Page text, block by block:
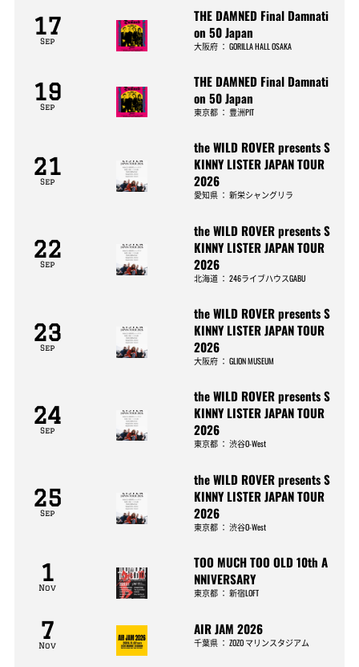
17
Sep
THE DAMNED Final Damnati
on 50 Japan
大阪府 ：GORILLA HALL OSAKA
19
Sep
THE DAMNED Final Damnati
on 50 Japan
東京都 ：豊洲PIT
21
Sep
the WILD ROVER presents S
KINNY LISTER JAPAN TOUR
2026
愛知県 ：新栄シャングリラ
22
Sep
the WILD ROVER presents S
KINNY LISTER JAPAN TOUR
2026
北海道 ：246ライブハウスGABU
23
Sep
the WILD ROVER presents S
KINNY LISTER JAPAN TOUR
2026
大阪府 ：GLION MUSEUM
24
Sep
the WILD ROVER presents S
KINNY LISTER JAPAN TOUR
2026
東京都 ：渋谷O-West
25
Sep
the WILD ROVER presents S
KINNY LISTER JAPAN TOUR
2026
東京都 ：渋谷O-West
1
Nov
TOO MUCH TOO OLD 10th A
NNIVERSARY
東京都 ：新宿LOFT
7
Nov
AIR JAM 2026
千葉県 ：ZOZO マリンスタジアム